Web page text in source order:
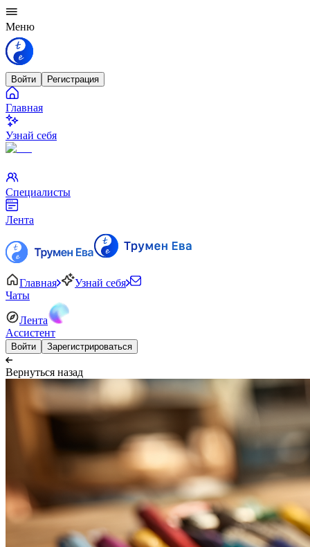
Меню
Войти Регистрация
Главная
Узнай себя
Специалисты
Лента
Главная
Узнай себя
Чаты
Лента
Ассистент
Войти Зарегистрироваться
Вернуться назад